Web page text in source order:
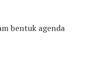
bentuk agenda